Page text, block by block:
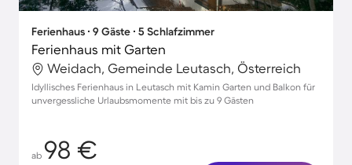
Ferienhaus ∙ 9 Gäste ∙ 5 Schlafzimmer
Ferienhaus mit Garten
Weidach, Gemeinde Leutasch, Österreich
Idyllisches Ferienhaus in Leutasch mit Kamin Garten und Balkon für
unvergessliche Urlaubsmomente mit bis zu 9 Gästen
ab 98 €